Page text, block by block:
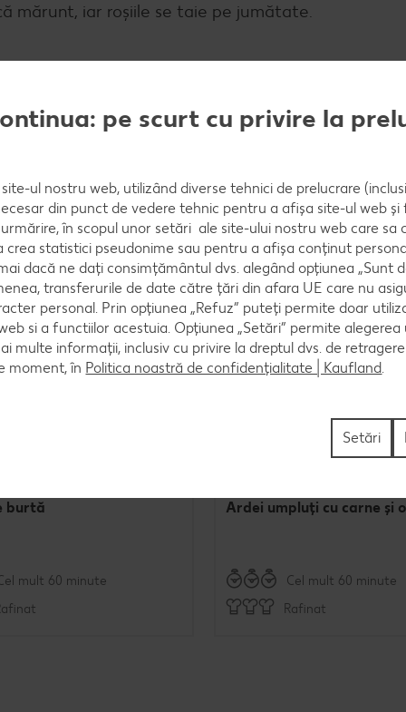
mărunt, iar roșiile se taie pe jumătate.
După câteva secunde se adaugă ardeii,
Se mai lasă 1 minut pe foc.
tine
burtă
mult 60 minute
Ardei umpluți cu carne și
Cel mult 60 minute
Rafinat
pe scurt cu privire la
ul nostru web, utilizând diverse tehnici de prelucrare
din punct de vedere tehnic pentru a afișa site-ul web și
în scopul unor setări ale site-ului nostru web care
crea statistici pseudonime sau pentru a afișa conținut
dacă ne dați consimțământul dvs. alegând opțiunea „Sunt
transferurile de date către țări din afara UE care nu
personal. Prin opțiunea „Refuz” puteți permite doar
si a functiilor acestuia. Opțiunea „Setări” permite
multe informații, inclusiv cu privire la dreptul dvs. de
moment, în Politica noastră de confidențialitate | Kaufland.
Setări